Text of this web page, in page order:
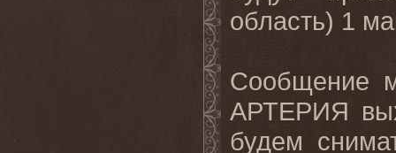
область) 1
Сообщение
АРТЕРИЯ
будем